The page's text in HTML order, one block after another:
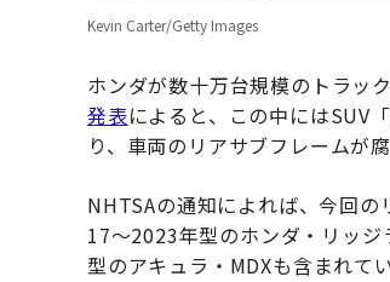
Kevin Carter/Getty Images
ホンダが数十万台規模のトラッ
発表によると、この中にはSUV
り、車両のリアサブフレームが
NHTSAの通知によれば、今回
17〜2023年型のホンダ・リッ
型のアキュラ・MDXも含まれて